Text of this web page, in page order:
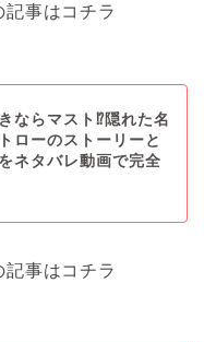
事はコチラ
ならマスト⁉︎隠れた名
ローのストーリーと
ネタバレ動画で完全
事はコチラ